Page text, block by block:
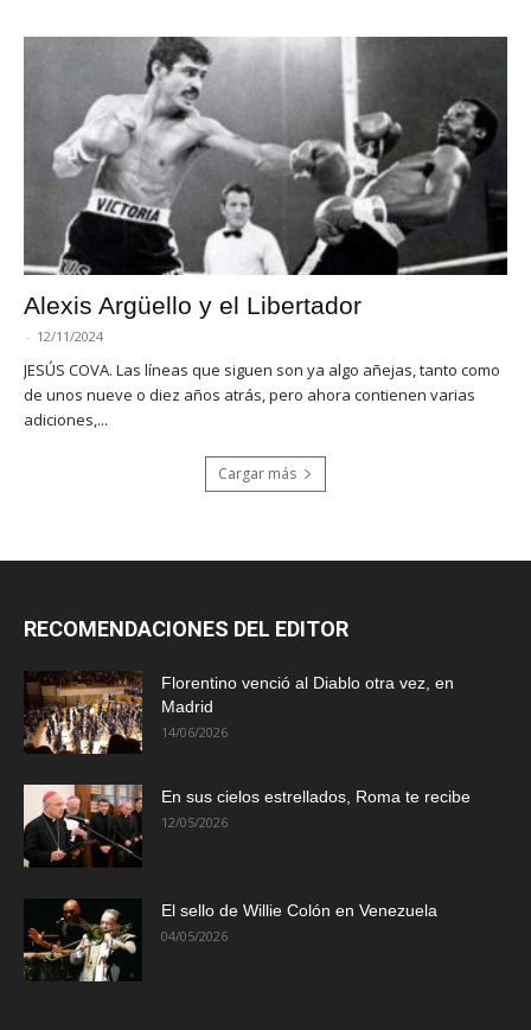
Alexis Argüello y el Libertador
- 12/11/2024
JESÚS COVA. Las líneas que siguen son ya algo añejas, tanto como
de unos nueve o diez años atrás, pero ahora contienen varias
adiciones,...
Cargar más
RECOMENDACIONES DEL EDITOR
Florentino venció al Diablo otra vez, en
Madrid
14/06/2026
En sus cielos estrellados, Roma te recibe
12/05/2026
El sello de Willie Colón en Venezuela
04/05/2026